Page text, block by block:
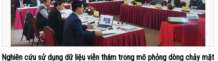
Nghiên cứu sử dụng dữ liệu viễn thám trong mô phỏng dòng chảy mặt